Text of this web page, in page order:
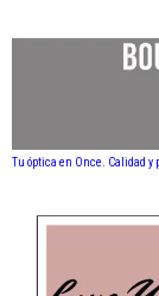
Tu óptica en Once. Calidad y